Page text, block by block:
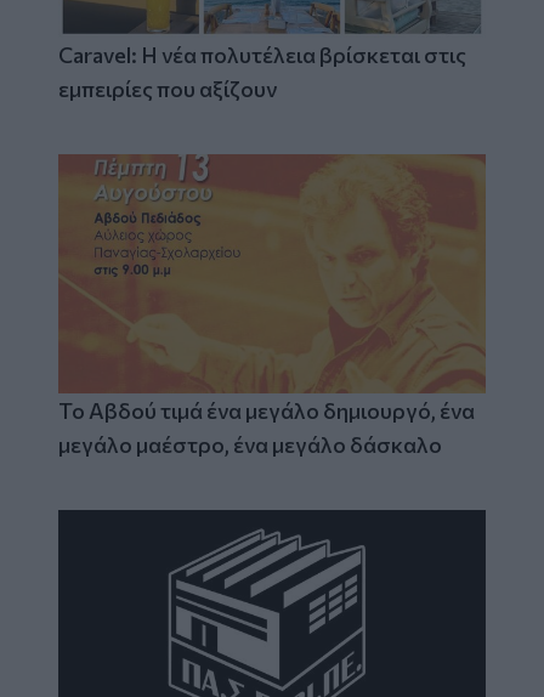
Caravel: Η νέα πολυτέλεια βρίσκεται στις
εμπειρίες που αξίζουν
Το Αβδού τιμά ένα μεγάλο δημιουργό, ένα
μεγάλο μαέστρο, ένα μεγάλο δάσκαλο